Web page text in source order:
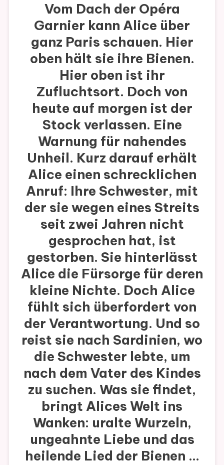
Vom Dach der Opéra
Garnier kann Alice über
ganz Paris schauen. Hier
oben hält sie ihre Bienen.
Hier oben ist ihr
Zufluchtsort. Doch von
heute auf morgen ist der
Stock verlassen. Eine
Warnung für nahendes
Unheil. Kurz darauf erhält
Alice einen schrecklichen
Anruf: Ihre Schwester, mit
der sie wegen eines Streits
seit zwei Jahren nicht
gesprochen hat, ist
gestorben. Sie hinterlässt
Alice die Fürsorge für deren
kleine Nichte. Doch Alice
fühlt sich überfordert von
der Verantwortung. Und so
reist sie nach Sardinien, wo
die Schwester lebte, um
nach dem Vater des Kindes
zu suchen. Was sie findet,
bringt Alices Welt ins
Wanken: uralte Wurzeln,
ungeahnte Liebe und das
heilende Lied der Bienen …